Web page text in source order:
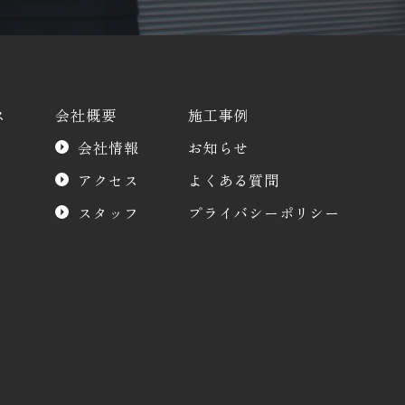
会社概要
会社情報
アクセス
スタッフ
施工事例
お知らせ
よくある質問
プライバシーポリシー